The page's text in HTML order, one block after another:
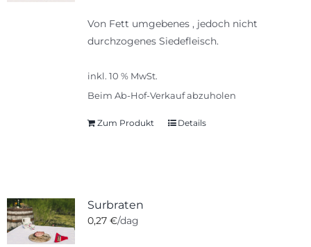
auf
der
werden
Von Fett umgebenes , jedoch nicht
durchzogenes Siedefleisch.
inkl. 10 % MwSt.
Beim Ab-Hof-Verkauf abzuholen
Zum Produkt Details
Surbraten
0,27 €/dag